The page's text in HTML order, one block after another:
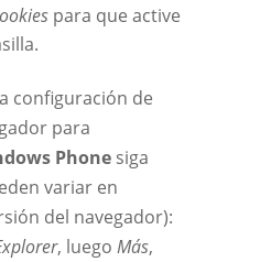
para que active
configuración de
para
Phonesiga
variar en
del navegador):
, luego Más,